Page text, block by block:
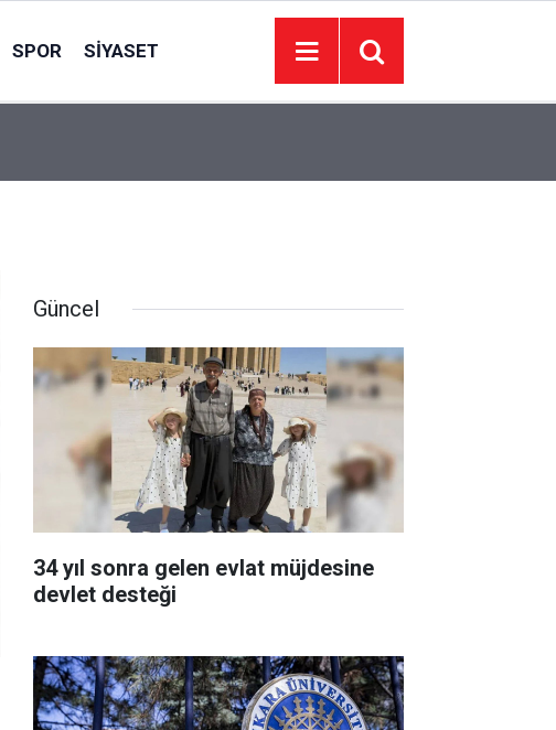
SPOR SIYASET
Güncel
34 yıl sonra gelen evlat müjdesine
devlet desteği